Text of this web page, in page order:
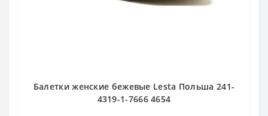
Балетки женские бежевые Lesta Польша 241-
4319-1-7666 4654